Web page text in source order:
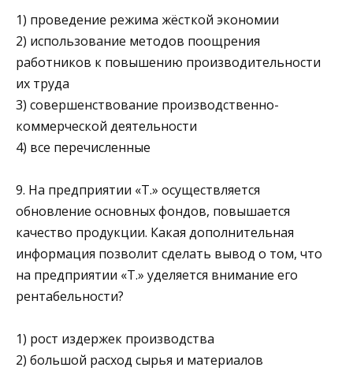
1) проведение режима жёсткой экономии
2) использование методов поощрения
работников к повышению производительности
их труда
3) совершенствование производственно-
коммерческой деятельности
4) все перечисленные
9. На предприятии «Т.» осуществляется
обновление основных фондов, повышается
качество продукции. Какая дополнительная
информация позволит сделать вывод о том, что
на предприятии «Т.» уделяется внимание его
рентабельности?
1) рост издержек производства
2) большой расход сырья и материалов